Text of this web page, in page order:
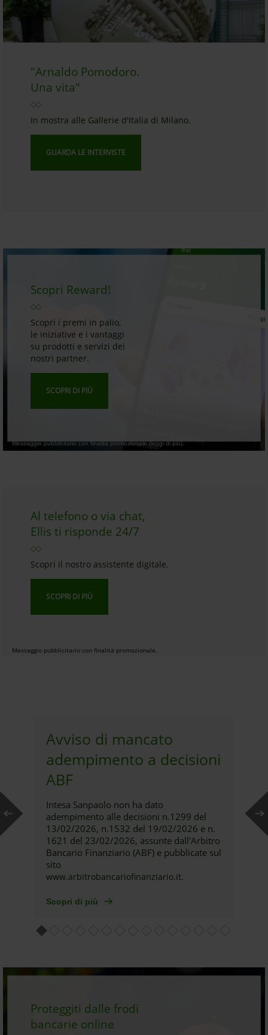
"Arnaldo Pomodoro.
Una vita"
In mostra alle Gallerie d'Italia di Milano.
GUARDA LE INTERVISTE
Scopri Reward!
Scopri i premi in palio,
le iniziative e i vantaggi
su prodotti e servizi dei
nostri partner.
SCOPRI DI PIÙ
Messaggio pubblicitario con finalità promozionale (leggi di più).
Al telefono o via chat,
Ellis ti risponde 24/7
Scopri il nostro assistente digitale.
SCOPRI DI PIÙ
Messaggio pubblicitario con finalità promozionale.
Avviso di mancato
adempimento a decisioni
ABF
Intesa Sanpaolo non ha dato
adempimento alle decisioni n.1299 del
13/02/2026, n.1532 del 19/02/2026 e n.
1621 del 23/02/2026, assunte dall'Arbitro
Bancario Finanziario (ABF) e pubblicate sul
sito
www.arbitrobancariofinanziario.it.
Scopri di più
Proteggiti dalle frodi
bancarie online